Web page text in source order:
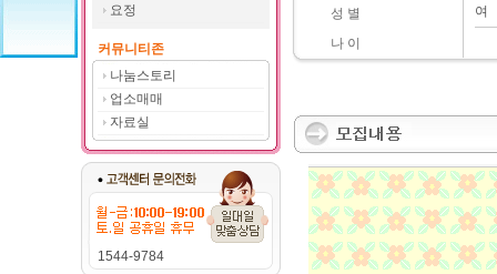
요정
커뮤니티존
나눔스토리
업소매매
자료실
1544-9784
성 별
나 이
여